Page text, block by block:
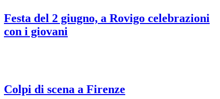
Festa del 2 giugno, a Rovigo celebrazioni
con i giovani
Colpi di scena a Firenze